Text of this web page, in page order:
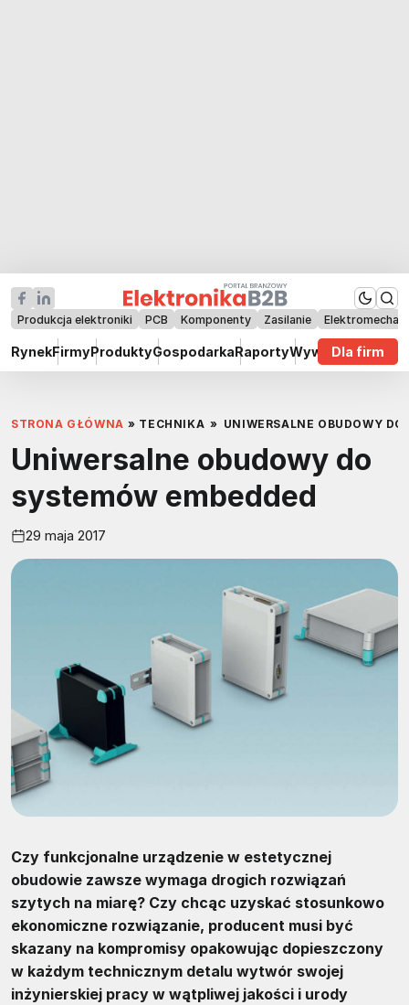
Produkcja elektroniki PCB Komponenty Zasilanie
RynekFirmyProduktyGospodarkaRaportyWywiadyDla firm
STRONA GŁÓWNA » TECHNIKA » UNIWERSALNE OBUDOWY
Uniwersalne obudowy do
systemów embedded
29 maja 2017
Czy funkcjonalne urządzenie w estetycznej
obudowie zawsze wymaga drogich rozwiązań
szytych na miarę? Czy chcąc uzyskać stosunkowo
ekonomiczne rozwiązanie, producent musi być
skazany na kompromisy opakowując dopieszczony
w każdym technicznym detalu wytwór swojej
inżynierskiej pracy w wątpliwej jakości i urody